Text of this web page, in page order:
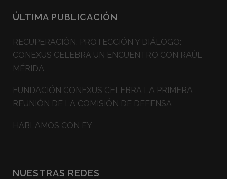
ÚLTIMA PUBLICACIÓN
RECUPERACIÓN, PROTECCIÓN Y DIÁLOGO:
CONEXUS CELEBRA UN ENCUENTRO CON RAÚL
MÉRIDA
FUNDACIÓN CONEXUS CELEBRA LA PRIMERA
REUNIÓN DE LA COMISIÓN DE DEFENSA
HABLAMOS CON EY
NUESTRAS REDES